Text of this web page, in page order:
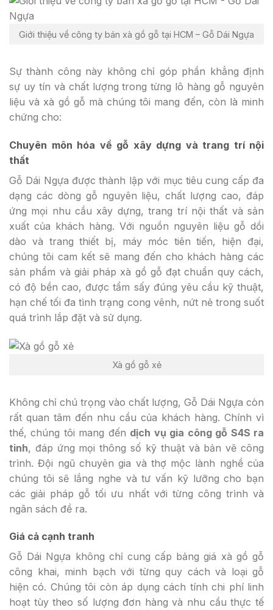
Giới thiệu về công ty bán xà gồ gỗ tại HCM – Gỗ Dái Ngựa
Sự thành công này không chỉ góp phần khẳng định
sự uy tín và chất lượng trong từng lô hàng gỗ nguyên
liệu và xà gồ gỗ mà chúng tôi mang đến, còn là minh
chứng cho:
Chuyên môn hóa về gỗ xây dựng và trang trí nội
thất
Gỗ Dái Ngựa được thành lập với mục tiêu cung cấp đa
dạng các dòng gỗ nguyên liệu, chất lượng cao, đáp
ứng mọi nhu cầu xây dựng, trang trí nội thất và sản
xuất của khách hàng. Với nguồn nguyên liệu gỗ dồi
dào và trang thiết bị, máy móc tiên tiến, hiện đại,
chúng tôi cam kết sẽ mang đến cho khách hàng các
sản phẩm và giải pháp xà gồ gỗ đạt chuẩn quy cách,
có độ bền cao, được tẩm sấy đúng yêu cầu kỹ thuật,
hạn chế tối đa tình trạng cong vênh, nứt nẻ trong suốt
quá trình lắp đặt và sử dụng.
Xà gồ gỗ xẻ
Không chỉ chú trọng vào chất lượng, Gỗ Dái Ngựa còn
rất quan tâm đến nhu cầu của khách hàng. Chính vì
thế, chúng tôi mang đến dịch vụ gia công gỗ S4S ra
tinh, đáp ứng mọi thông số kỹ thuật và bản vẽ công
trình. Đội ngũ chuyên gia và thợ mộc lành nghề của
chúng tôi sẽ lắng nghe và tư vấn kỹ lưỡng cho bạn
các giải pháp gỗ tối ưu nhất với từng công trình và
ngân sách đề ra.
Giá cả cạnh tranh
Gỗ Dái Ngựa không chỉ cung cấp bảng giá xà gồ gỗ
công khai, minh bạch với từng quy cách và loại gỗ
hiện có. Chúng tôi còn áp dụng cách tính chi phí linh
hoạt tùy theo số lượng đơn hàng và nhu cầu thực tế